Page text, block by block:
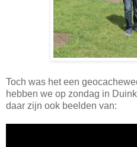
Toch was het een
hebben we op zondag in
daar zijn ook beelden van: